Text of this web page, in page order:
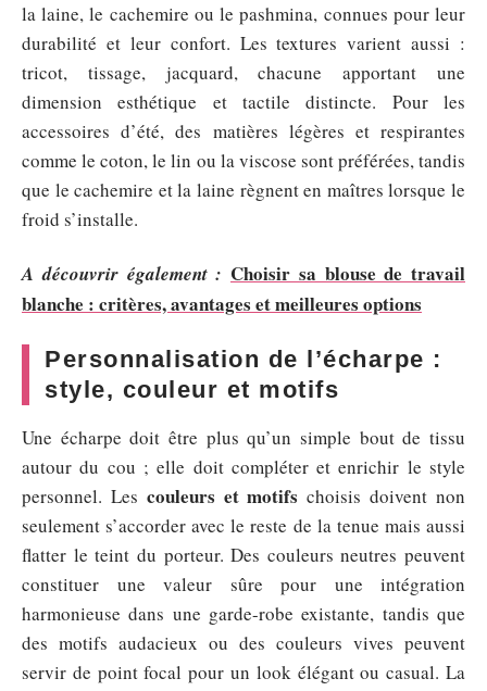
la laine, le cachemire ou le pashmina, connues pour leur
durabilité et leur confort. Les textures varient aussi :
tricot, tissage, jacquard, chacune apportant une
dimension esthétique et tactile distincte. Pour les
accessoires d’été, des matières légères et respirantes
comme le coton, le lin ou la viscose sont préférées, tandis
que le cachemire et la laine règnent en maîtres lorsque le
froid s’installe.
A découvrir également : Choisir sa blouse de travail
blanche : critères, avantages et meilleures options
Personnalisation de l’écharpe :
style, couleur et motifs
Une écharpe doit être plus qu’un simple bout de tissu
autour du cou ; elle doit compléter et enrichir le style
personnel. Les couleurs et motifs choisis doivent non
seulement s’accorder avec le reste de la tenue mais aussi
flatter le teint du porteur. Des couleurs neutres peuvent
constituer une valeur sûre pour une intégration
harmonieuse dans une garde-robe existante, tandis que
des motifs audacieux ou des couleurs vives peuvent
servir de point focal pour un look élégant ou casual. La